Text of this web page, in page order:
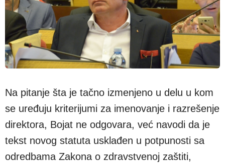
Na pitanje šta je tačno izmenjeno u delu u kom
se uređuju kriterijumi za imenovanje i razrešenje
direktora, Bojat ne odgovara, već navodi da je
tekst novog statuta usklađen u potpunosti sa
odredbama Zakona o zdravstvenoj zaštiti,